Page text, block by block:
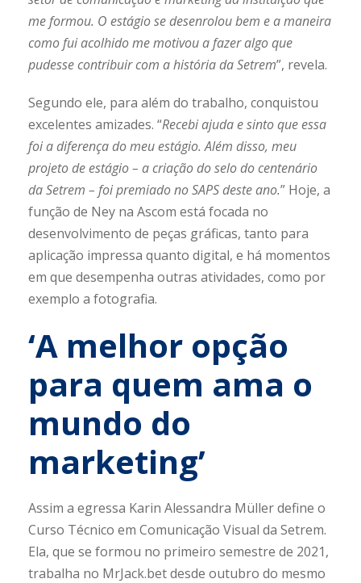
me formou. O estágio se desenrolou bem e a maneira
como fui acolhido me motivou a fazer algo que
pudesse contribuir com a história da Setrem”, revela.
Segundo ele, para além do trabalho, conquistou
excelentes amizades. “Recebi ajuda e sinto que essa
foi a diferença do meu estágio. Além disso, meu
projeto de estágio – a criação do selo do centenário
da Setrem – foi premiado no SAPS deste ano.” Hoje, a
função de Ney na Ascom está focada no
desenvolvimento de peças gráficas, tanto para
aplicação impressa quanto digital, e há momentos
em que desempenha outras atividades, como por
exemplo a fotografia.
‘A melhor opção
para quem ama o
mundo do
marketing’
Assim a egressa Karin Alessandra Müller define o
Curso Técnico em Comunicação Visual da Setrem.
Ela, que se formou no primeiro semestre de 2021,
trabalha no MrJack.bet desde outubro do mesmo